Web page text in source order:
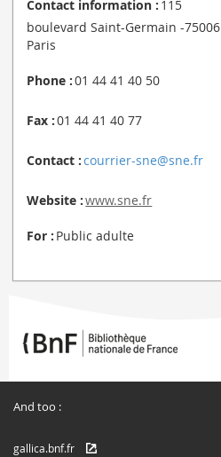
Contact information : 115
boulevard Saint-Germain -75006
Paris
Phone :01 44 41 40 50
Fax :01 44 41 40 77
Contact :courrier-sne@sne.fr
Website :www.sne.fr
For : Public adulte
And too :
gallica.bnf.fr